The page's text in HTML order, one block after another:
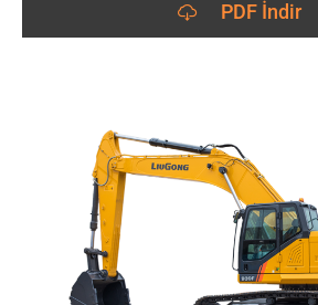
PDF İndir